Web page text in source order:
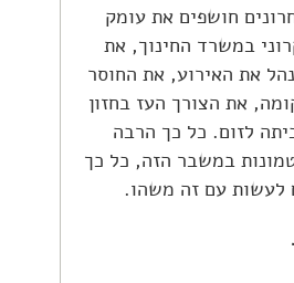
חושפים את עומק
במשרד החינוך, את
את האירוע, את החוסר
את הצורך העז בחזון
לזום. כל כך הרבה
טמונות במשבר הזה, כל כך
לעשות עם זה משהו.